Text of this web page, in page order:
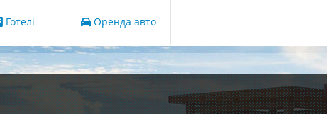
Готелі Оренда авто